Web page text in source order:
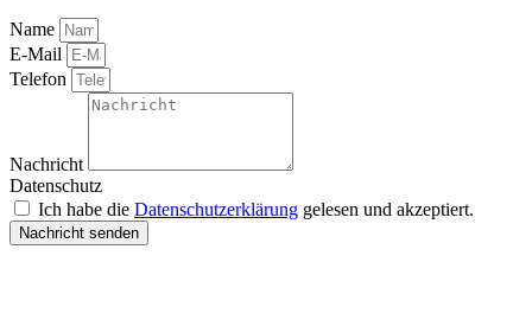
Name
E-Mail
Telefon
Nachricht
Datenschutz
Ich habe die Datenschutzerklärung gelesen und akzeptiert.
Nachricht senden